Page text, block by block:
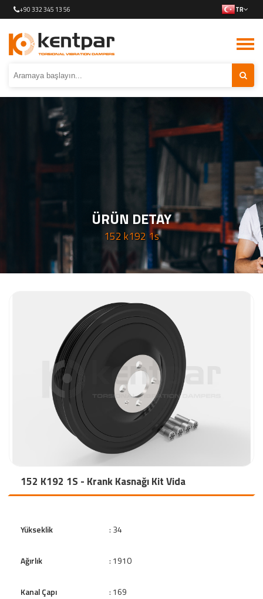
+90 332 345 13 56 TR
ÜRÜN DETAY
152 k192 1s
152 K192 1S - Krank Kasnağı Kit Vida
Yükseklik : 34
Ağırlık : 1910
Kanal Çapı : 169